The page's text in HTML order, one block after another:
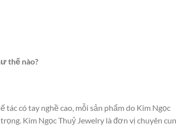
thế nào?
có tay nghề cao, mỗi sản phẩm do Kim Ngọc
Kim Ngọc Thuỷ Jewelry là đơn vị chuyên